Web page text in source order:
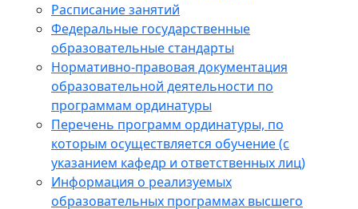
Расписание занятий
Федеральные государственные
образовательные стандарты
Нормативно-правовая документация
образовательной деятельности по
программам ординатуры
Перечень программ ординатуры, по
которым осуществляется обучение (с
указанием кафедр и ответственных лиц)
Информация о реализуемых
образовательных программах высшего